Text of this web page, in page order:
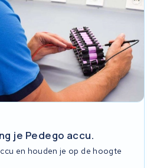
je Pedego accu.
en houden je op de hoogte